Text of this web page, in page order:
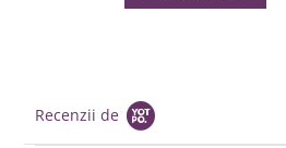
Recenzii de